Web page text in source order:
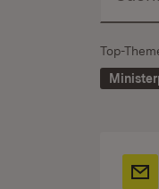
Top-